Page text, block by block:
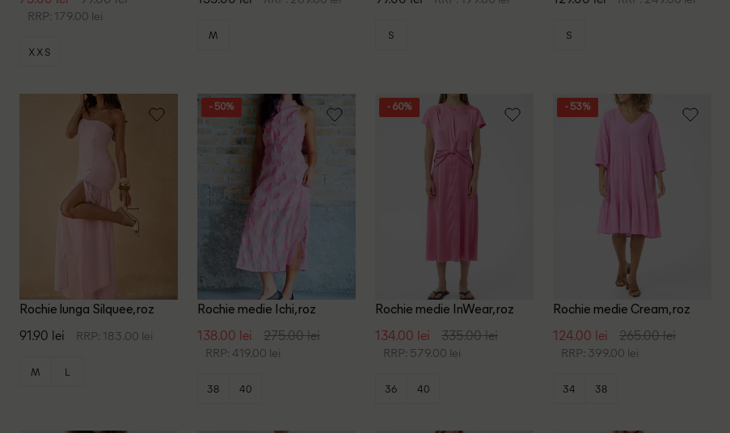
RRP: 179.00 lei
XXS
M S S
Rochie lunga Silquee, roz
91.90 lei RRP: 183.00 lei
M L
- 50%
Rochie medie Ichi, roz
138.00 lei 275.00 lei
RRP: 419.00 lei
38 40
- 60%
Rochie medie InWear, roz
134.00 lei 335.00 lei
RRP: 579.00 lei
36 40
- 53%
Rochie medie Cream, roz
124.00 lei 265.00 lei
RRP: 399.00 lei
34 38